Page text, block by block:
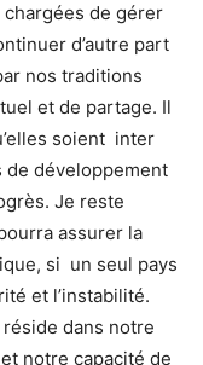
de gérer
d’autre part
nos traditions
et de partage. Il
soient inter
développement
Je reste
assurer la
si un seul pays
et l’instabilité.
dans notre
notre capacité de